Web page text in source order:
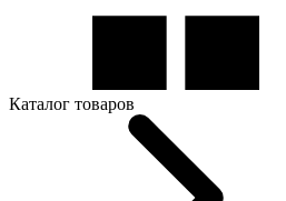
Каталог товаров